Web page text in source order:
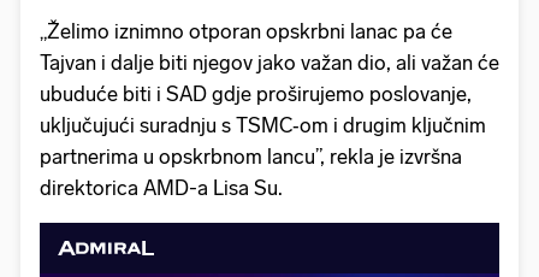
„Želimo iznimno otporan opskrbni lanac pa će
Tajvan i dalje biti njegov jako važan dio, ali važan će
ubuduće biti i SAD gdje proširujemo poslovanje,
uključujući suradnju s TSMC‑om i drugim ključnim
partnerima u opskrbnom lancu”, rekla je izvršna
direktorica AMD-a Lisa Su.